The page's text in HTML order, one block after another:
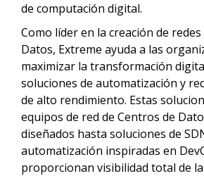
de computación digital.
Como líder en la creación de
Datos, Extreme ayuda a las
maximizar la transformación
soluciones de automatización y
de alto rendimiento. Estas
equipos de red de Centros de
diseñados hasta soluciones de
automatización inspiradas en
proporcionan visibilidad total de